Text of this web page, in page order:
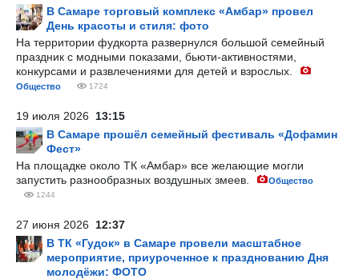
В Самаре торговый комплекс «Амбар» провел
День красоты и стиля: фото
На территории фудкорта развернулся большой семейный
праздник с модными показами, бьюти-активностями,
конкурсами и развлечениями для детей и взрослых.
Общество 1724
19 июля 2026 13:15
В Самаре прошёл семейный фестиваль «Дофамин
Фест»
На площадке около ТК «Амбар» все желающие могли
запустить разнообразных воздушных змеев.
Общество
1244
27 июня 2026 12:37
В ТК «Гудок» в Самаре провели масштабное
мероприятие, приуроченное к празднованию Дня
молодёжи: ФОТО